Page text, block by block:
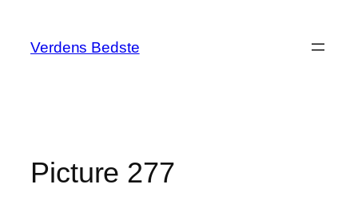
indhold
Verdens Bedste
Picture 277